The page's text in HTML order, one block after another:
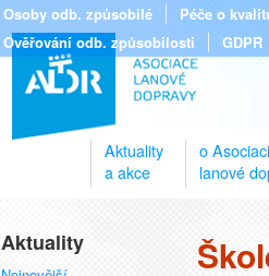
Osoby odb. způsobilé Péče o
Ověřování odb. způsobilosti
GDPR
Aktuality
a akce
o Asociaci
lanové
Aktuality